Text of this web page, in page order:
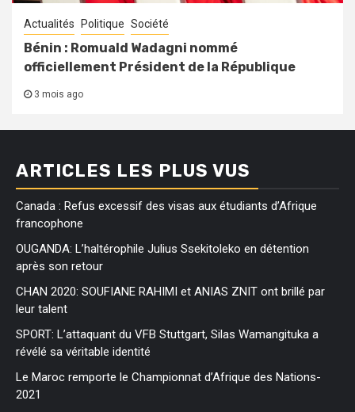
Actualités Politique Société
Bénin : Romuald Wadagni nommé
officiellement Président de la République
3 mois ago
ARTICLES LES PLUS VUS
Canada : Refus excessif des visas aux étudiants d’Afrique
francophone
OUGANDA: L’haltérophile Julius Ssekitoleko en détention
après son retour
CHAN 2020: SOUFIANE RAHIMI et ANIAS ZNIT ont brillé par
leur talent
SPORT: L’attaquant du VFB Stuttgart, Silas Wamangituka a
révélé sa véritable identité
Le Maroc remporte le Championnat d’Afrique des Nations-
2021